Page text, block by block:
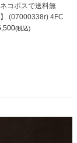
ネコポスで送料無
(07000338r) 4FC
(税込)